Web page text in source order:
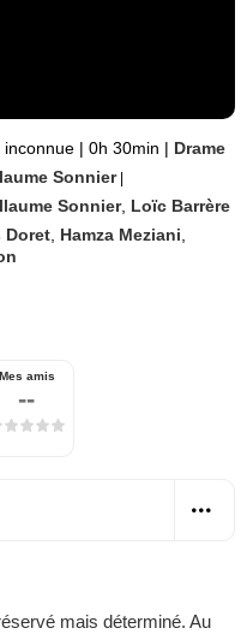
inconnue | 0h 30min | Drame
Sonnier |
Sonnier, Loïc Barrère
Doret Hamza Meziani
Mes amis
--
mais déterminé. Au